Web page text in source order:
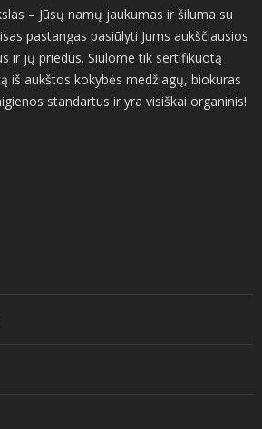
– Jūsų namų jaukumas ir šiluma su
pastangas pasiūlyti Jums aukščiausios
ir jų priedus. Siūlome tik sertifikuotą
iš aukštos kokybės medžiagų, biokuras
standartus ir yra visiškai organinis!